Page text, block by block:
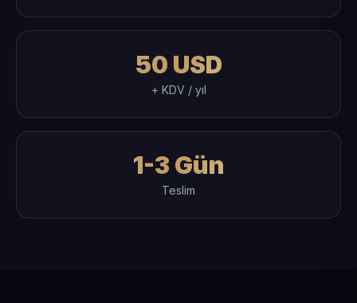
50 USD
+ KDV / yıl
1-3 Gün
Teslim